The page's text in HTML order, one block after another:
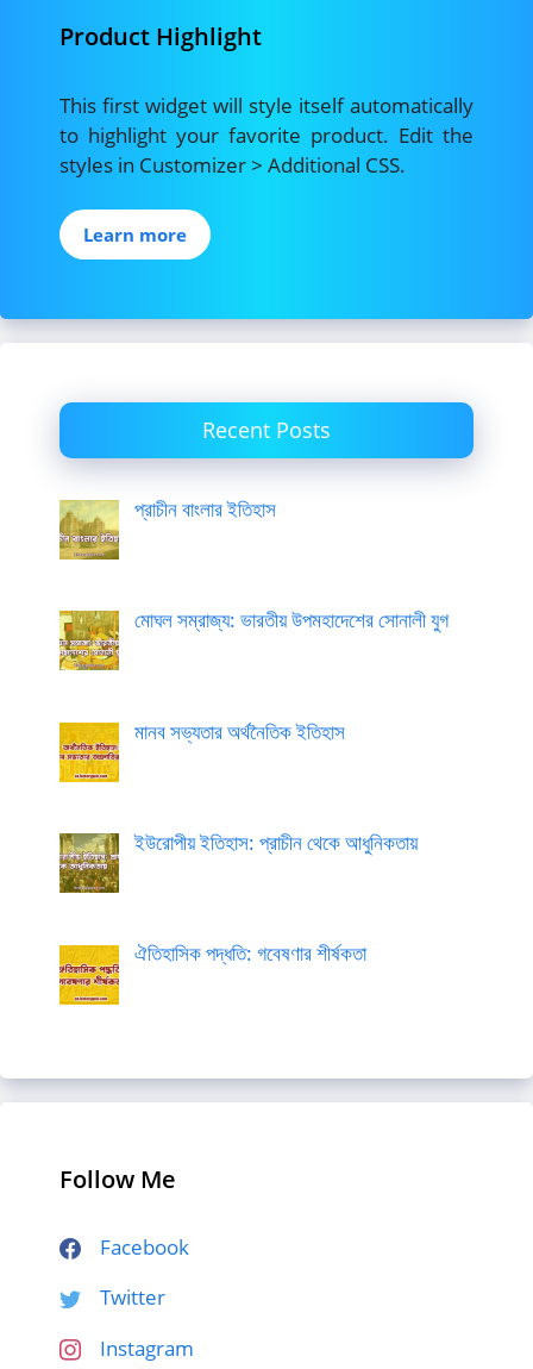
Product Highlight
This first widget will style itself automatically
to highlight your favorite product. Edit the
styles in Customizer > Additional CSS.
Learn more
Recent Posts
প্রাচীন বাংলার ইতিহাস
মোঘল সম্রাজ্য: ভারতীয় উপমহাদেশের সোনালী যুগ
মানব সভ্যতার অর্থনৈতিক ইতিহাস
ইউরোপীয় ইতিহাস: প্রাচীন থেকে আধুনিকতায়
ঐতিহাসিক পদ্ধতি: গবেষণার শীর্ষকতা
Follow Me
Facebook
Twitter
Instagram